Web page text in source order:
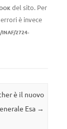
del sito. Per
è invece
INAF/2724-
è il nuovo
Esa →